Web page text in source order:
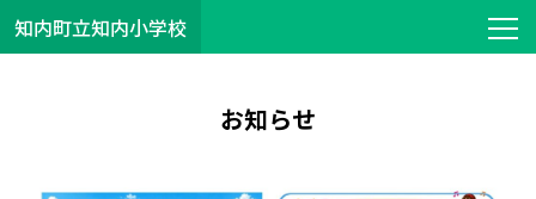
知内町立知内小学校
お知らせ